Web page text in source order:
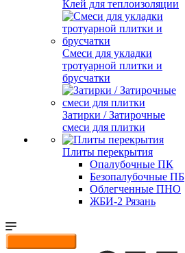
Клей для теплоизоляции
Смеси для укладки
тротуарной плитки и
брусчатки
Затирки / Затирочные
смеси для плитки
Плиты перекрытия
Опалубочные ПК
Безопалубочные ПБ
Облегченные ПНО
ЖБИ-2 Рязань